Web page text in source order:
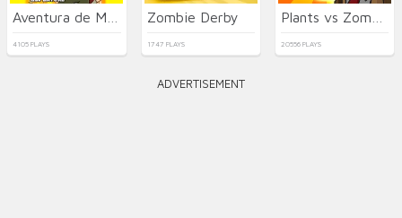
4105 PLAYS
Zombie Derby
1747 PLAYS 20556 PLAYS
ADVERTISEMENT